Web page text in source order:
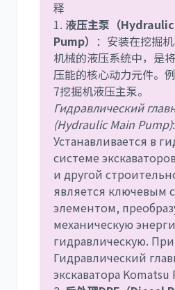
释
1. 液压主泵（
Pump） ：安装在挖掘
机械的液压系统中，是
压能的核心动力元件。
7挖掘机液压主泵。
Гидравлический
(Hydraulic Main Pump):
Устанавливается в
системе
и другой
является ключевым
элементом,
механическую
гидравлическую.
Гидравлический
экскаватора Komatsu